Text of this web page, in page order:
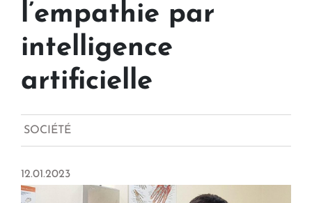
l’empathie par
intelligence
artificielle
SOCIÉTÉ
12.01.2023